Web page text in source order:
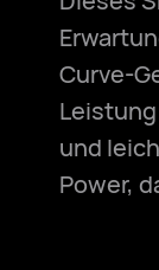
Curve-
und
Power,